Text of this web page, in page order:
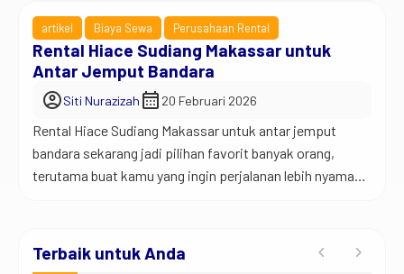
mobilitas di kota Makassar yang semakin padat
mendorong banyak pelaku bisnis untuk menggunakan
kendaraan yang fleksibel dan siap pakai. Jadi begini…
Dalam dunia bisnis, waktu adalah aset paling […]
artikel Biaya Sewa Perusahaan Rental
Rental Hiace Sudiang Makassar untuk
Antar Jemput Bandara
account_circleSiti Nurazizah calendar_month 20 Februari 2026
Rental Hiace Sudiang Makassar untuk antar jemput
bandara sekarang jadi pilihan favorit banyak orang,
terutama buat kamu yang ingin perjalanan lebih nyaman,
kendaraan yang lega dan siap menampung banyak
penumpang sekaligus. Jadi begini… perjalanan ke
Terbaik untuk Anda